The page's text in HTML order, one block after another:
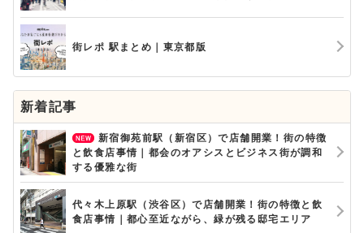
街レポ 駅まとめ｜東京都版
新着記事
新宿御苑前駅（新宿区）で店舗開業！街の特徴
と飲食店事情｜都会のオアシスとビジネス街が調和
する優雅な街
代々木上原駅（渋谷区）で店舗開業！街の特徴と飲
食店事情｜都心至近ながら、緑が残る邸宅エリア